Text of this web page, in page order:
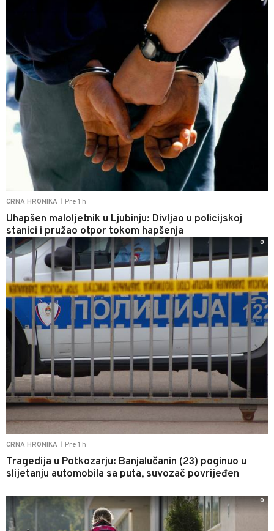
CRNA HRONIKA Pre 1 h
Uhapšen maloljetnik u Ljubinju: Divljao u policijskoj
stanici i pružao otpor tokom hapšenja
CRNA HRONIKA Pre 1 h
Tragedija u Potkozarju: Banjalučanin (23) poginuo u
slijetanju automobila sa puta, suvozač povrijeđen
0
0